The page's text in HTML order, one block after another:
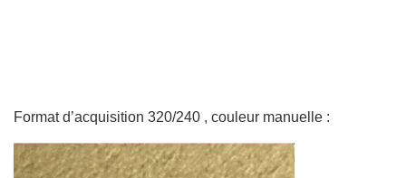
Format d’acquisition 320/240 , couleur manuelle :